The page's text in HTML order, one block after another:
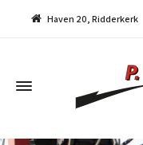
Haven 20, Ridderkerk